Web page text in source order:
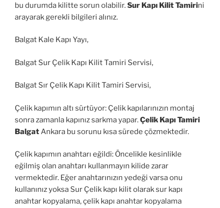
bu durumda kilitte sorun olabilir.Sur Kapı Kilit Tamirini
arayarak gerekli bilgileri alınız.
Balgat Kale Kapı Yayı,
Balgat Sur Çelik Kapı Kilit Tamiri Servisi,
Balgat Sır Çelik Kapı Kilit Tamiri Servisi,
Çelik kapımın altı sürtüyor: Çelik kapılarınızın montaj
sonra zamanla kapınız sarkma yapar.Çelik Kapı Tamiri
Balgat Ankara bu sorunu kısa sürede çözmektedir.
Çelik kapımın anahtarı eğildi: Öncelikle kesinlikle
eğilmiş olan anahtarı kullanmayın kilide zarar
vermektedir. Eğer anahtarınızın yedeği varsa onu
kullanınız yoksa Sur Çelik kapı kilit olarak sur kapı
anahtar kopyalama, çelik kapı anahtar kopyalama